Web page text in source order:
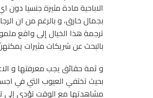
الاباحية مادة مثيرة جنسيا دون
بجمال خارق، و بالرغم من ان
ترجمة هذا الخيال إلى واقع
بالبحث عن شريكات مثيرات
و ثمة حقائق يجب معرفتها و
بحيث تختفي العيوب التي في
مشاهدتها مع الوقت تؤدي إلى